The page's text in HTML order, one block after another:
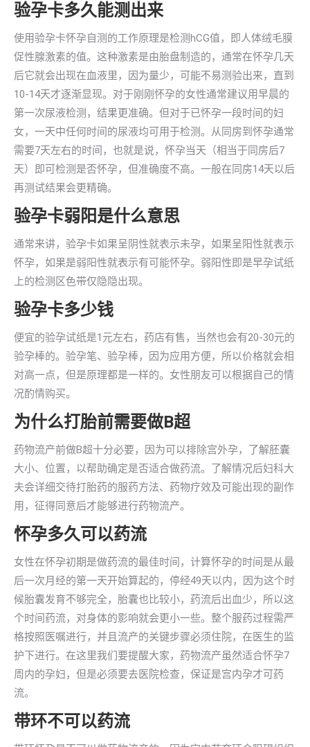
验孕卡多久能测出来
使用验孕卡怀孕自测的工作原理是检测hCG值，即人体绒毛膜
促性腺激素的值。这种激素是由胎盘制造的，通常在怀孕几天
后它就会出现在血液里，因为量少，可能不易测验出来，直到
10-14天才逐渐显现。对于刚刚怀孕的女性通常建议用早晨的
第一次尿液检测，结果更准确。但对于已怀孕一段时间的妇
女，一天中任何时间的尿液均可用于检测。从同房到怀孕通常
需要7天左右的时间，也就是说，怀孕当天（相当于同房后7
天）即可检测是否怀孕，但准确度不高。一般在同房14天以后
再测试结果会更精确。
验孕卡弱阳是什么意思
通常来讲，验孕卡如果呈阴性就表示未孕，如果呈阳性就表示
怀孕，如果是弱阳性就表示有可能怀孕。弱阳性即是早孕试纸
上的检测区色带仅隐隐出现。
验孕卡多少钱
便宜的验孕试纸是1元左右，药店有售，当然也会有20-30元的
验孕棒的。验孕笔、验孕棒，因为应用方便，所以价格就会相
对高一点，但是原理都是一样的。女性朋友可以根据自己的情
况酌情购买。
为什么打胎前需要做B超
药物流产前做B超十分必要，因为可以排除宫外孕，了解胚囊
大小、位置，以帮助确定是否适合做药流。了解情况后妇科大
夫会详细交待打胎药的服药方法、药物疗效及可能出现的副作
用，征得同意后才能够进行药物流产。
怀孕多久可以药流
女性在怀孕初期是做药流的最佳时间，计算怀孕的时间是从最
后一次月经的第一天开始算起的，停经49天以内，因为这个时
候胎囊发育不够完全，胎囊也比较小，药流后出血少，所以这
个时间药流，对身体的影响就会更小一些。整个服药过程需严
格按照医嘱进行，并且流产的关键步骤必须住院，在医生的监
护下进行。在这里我们要提醒大家，药物流产虽然适合怀孕7
周内的孕妇，但是必须要去医院检查，保证是宫内孕才可药
流。
带环不可以药流